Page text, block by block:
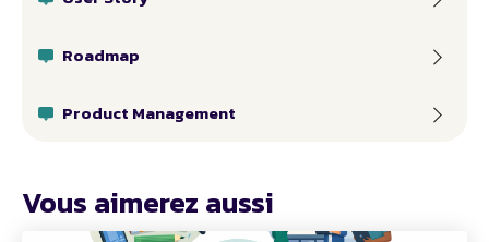
Roadmap
Product Management
Vous aimerez aussi